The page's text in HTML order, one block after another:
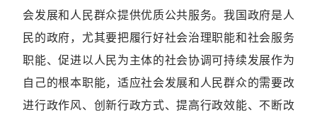
会发展和人民群众提供优质公共服务。我国政府是人
民的政府，尤其要把履行好社会治理职能和社会服务
职能、促进以人民为主体的社会协调可持续发展作为
自己的根本职能，适应社会发展和人民群众的需要改
进行政作风、创新行政方式、提高行政效能、不断改